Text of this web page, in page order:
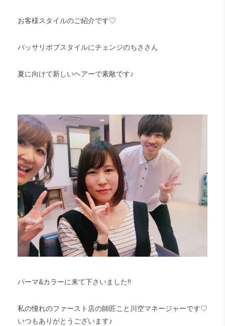
お客様スタイルのご紹介です♡
バッサリボブスタイルにチェンジのちささん
夏に向けて新しいヘアーで素敵です♪
パーマ&カラーに来て下さいました‼︎
私の憧れのファースト店の師匠こと川空マネージャーです♡
いつもありがとうございます♪